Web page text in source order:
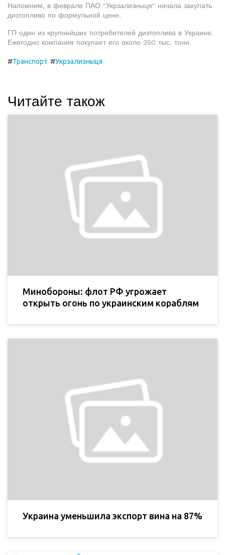
Напомним, в феврале ПАО "Укрзализныця" начала закупать
дизтопливо по формульной цене.
ГП один из крупнейших потребителей дизтоплива в Украине.
Ежегодно компания покупает его около 350 тыс. тонн.
#Транспорт #Укрзализныця
Читайте також
Минобороны: флот РФ угрожает
открыть огонь по украинским кораблям
Украина уменьшила экспорт вина на 87%